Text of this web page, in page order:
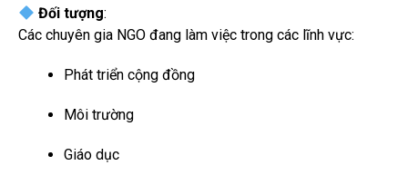
Đối tượng:
Các chuyên gia NGO đang làm việc trong các lĩnh vực:
Phát triển cộng đồng
Môi trường
Giáo dục